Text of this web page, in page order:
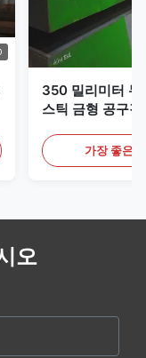
350 밀리미터
스틱 금형 공구
가장 좋은
오